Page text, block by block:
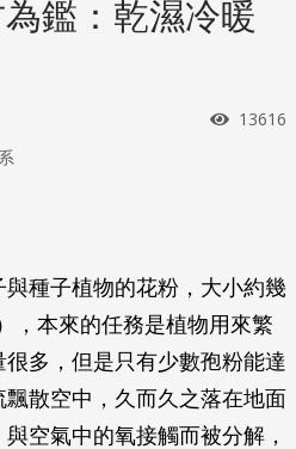
鑑：乾濕冷暖
瀏覽次
13616
種子植物的花粉，大小約幾
，本來的任務是植物用來繁
多，但是只有少數孢粉能達
散空中，久而久之落在地面
空氣中的氧接觸而被分解，